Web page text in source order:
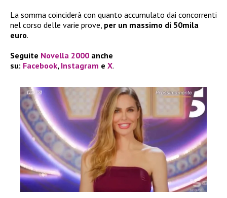
La somma coinciderà con quanto accumulato dai concorrenti
nel corso delle varie prove, per un massimo di 50mila
euro.
Seguite Novella 2000 anche
su: Facebook, Instagram e X.